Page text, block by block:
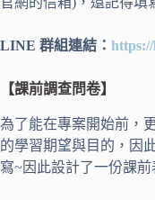
LINE 群組連結：
【課前調查問卷】
為了能在專案開始前，
的學習期望與目的，因
寫~因此設計了一份課前